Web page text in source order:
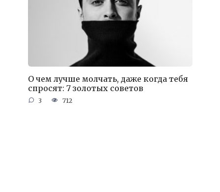
О чем лучше молчать, даже когда тебя
спросят: 7 золотых советов
3 712